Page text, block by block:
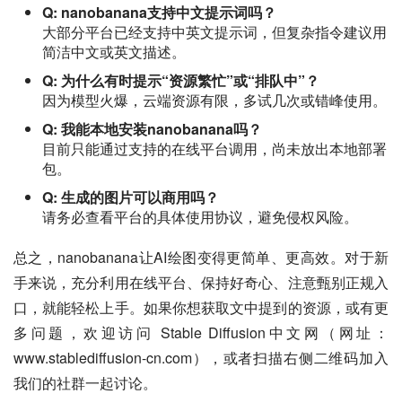
Q: nanobanana支持中文提示词吗？
大部分平台已经支持中英文提示词，但复杂指令建议用
简洁中文或英文描述。
Q: 为什么有时提示“资源繁忙”或“排队中”？
因为模型火爆，云端资源有限，多试几次或错峰使用。
Q: 我能本地安装nanobanana吗？
目前只能通过支持的在线平台调用，尚未放出本地部署
包。
Q: 生成的图片可以商用吗？
请务必查看平台的具体使用协议，避免侵权风险。
总之，nanobanana让AI绘图变得更简单、更高效。对于新
手来说，充分利用在线平台、保持好奇心、注意甄别正规入
口，就能轻松上手。如果你想获取文中提到的资源，或有更
多问题，欢迎访问 Stable Diffusion中文网（网址：
www.stablediffusion-cn.com），或者扫描右侧二维码加入
我们的社群一起讨论。